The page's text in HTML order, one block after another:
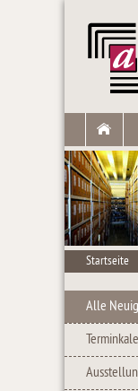
Startseite
Alle